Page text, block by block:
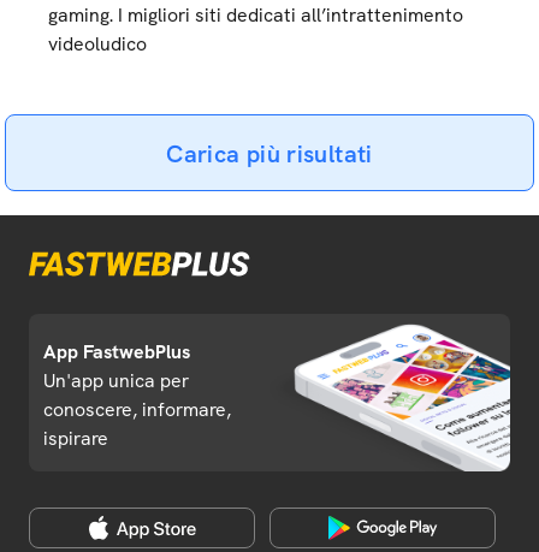
gaming. I migliori siti dedicati all’intrattenimento
videoludico
Carica più risultati
App FastwebPlus
Un'app unica per
conoscere, informare,
ispirare